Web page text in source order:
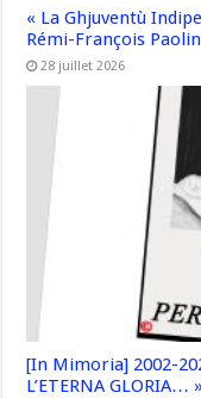
« La Ghjuventù
Rémi-François
28 juillet 2026
[In Mimoria] 2002-
L’ETERNA GLORIA…